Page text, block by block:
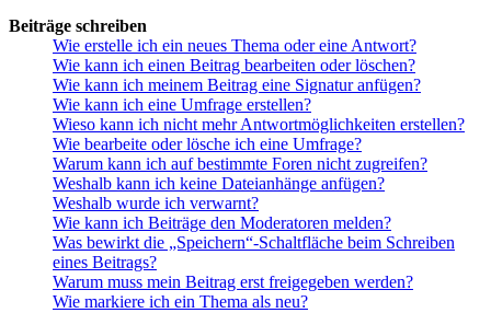
Beiträge schreiben
Wie erstelle ich ein neues Thema oder eine Antwort?
Wie kann ich einen Beitrag bearbeiten oder löschen?
Wie kann ich meinem Beitrag eine Signatur anfügen?
Wie kann ich eine Umfrage erstellen?
Wieso kann ich nicht mehr Antwortmöglichkeiten erstellen?
Wie bearbeite oder lösche ich eine Umfrage?
Warum kann ich auf bestimmte Foren nicht zugreifen?
Weshalb kann ich keine Dateianhänge anfügen?
Weshalb wurde ich verwarnt?
Wie kann ich Beiträge den Moderatoren melden?
Was bewirkt die „Speichern“-Schaltfläche beim Schreiben
eines Beitrags?
Warum muss mein Beitrag erst freigegeben werden?
Wie markiere ich ein Thema als neu?